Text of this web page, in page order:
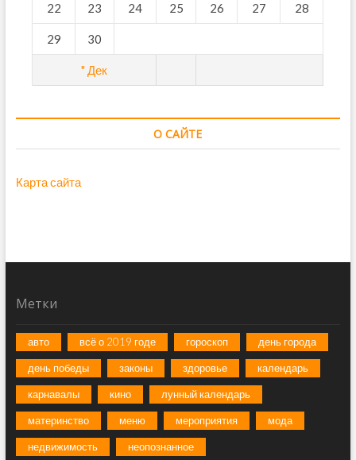
" Дек
22 23 24 25 26 27 28
29 30
О САЙТЕ
Карта сайта
Метки
авто всё о 2019 годе гороскоп день города
день победы законы здоровье календарь
карнавалы кино лунный календарь
материнство меню мероприятия мода
недвижимость неопознанное